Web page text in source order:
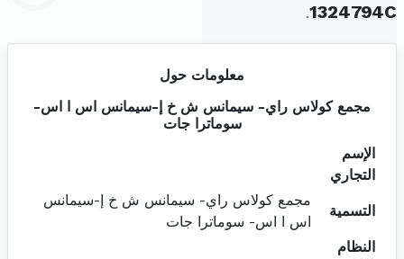
1324794C
.
معلومات حول
مجمع كولاس راي- سيمانس ش خ إ-سيمانس اس ا اس-
سوماترا جات
الإسم
التجاري
التسمية
مجمع كولاس راي- سيمانس ش خ إ-سيمانس
اس ا اس- سوماترا جات
النظام